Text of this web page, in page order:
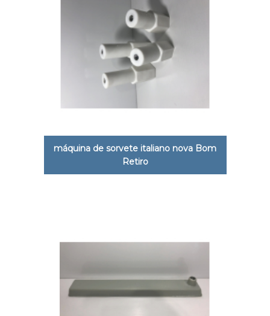
máquina de sorvete italiano nova Bom
Retiro